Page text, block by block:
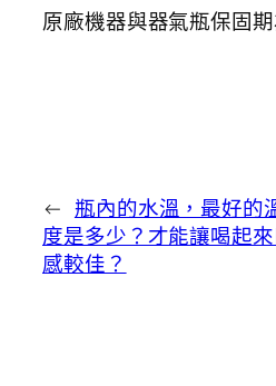
原廠機器與器氣瓶保固期
← 瓶內的水溫，最好的
度是多少？才能讓喝起
感較佳？